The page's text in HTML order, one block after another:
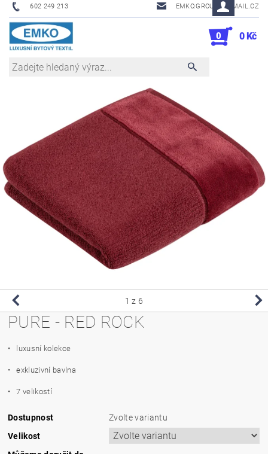
602 249 213 EMKO.GROUSL@EMAIL.CZ
0 0 Kč
1 z 6
PURE - RED ROCK
• luxusní kolekce
• exkluzivní bavlna
• 7 velikostí
Dostupnost
Zvolte variantu
Velikost